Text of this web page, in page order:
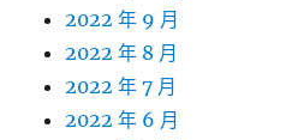
2022 年 9 月
2022 年 8 月
2022 年 7 月
2022 年 6 月